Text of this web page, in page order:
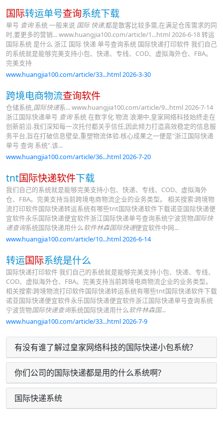
国际转运单号查询系统下载
单号 查询系统 一般来说 国际 快递,都是散客比较多需,在满足仓库需求的同
时,要更多的营销... www.huangjia100.com/article/1...html 2026-6-18 转运
国际系统 是什么 浙江 国际 快递 单号查询系统 国际快递打印软件 我们自己
的系统就是能够完美支持小包、快递、专线、COD、虚拟海外仓、FBA。
完美支持
www.huangjia100.com/article/33...html 2026-3-30
跨境电商物流查询软件
仓储系统,国际快递系... www.huangjia100.com/article/9...html 2026-7-14
浙江国际快递单号 查询系统 在数字化 物流 浪潮中,皇家网络科技始终走在
创新前沿.我们深知每一次托付都关乎信任,因此倾力打造高效稳定的信息服
务平台,旨在打破信息壁垒,重塑物流体验.核心成果之一便是"浙江国际快递
单号 查询 系统".该...
www.huangjia100.com/article/36...html 2026-7-20
tnt国际快递软件下载
我们自己的系统就是能够完美支持小包、快递、专线、COD、虚拟海外
仓、FBA。完美支持当前跨境电商物流企业的业务类型。 相关搜索:跨境物
流打印软件国际快递转运系统有哪些tnt国际快递软件下载诺亚国际快递便
宜软件永乐国际快递便宜软件浙江国际快递单号查询系统宁波货物国际快
递查询系统国际快递用什么软件林森国际快递便宜软件中网...
www.huangjia100.com/article/10...html 2026-6-14
转运国际系统是什么
国际快递打印软件 我们自己的系统就是能够完美支持小包、快递、专线、
COD、虚拟海外仓、FBA。完美支持当前跨境电商物流企业的业务类型。
相关搜索:跨境物流打印软件国际快递转运系统有哪些tnt国际快递软件下载
诺亚国际快递便宜软件永乐国际快递便宜软件浙江国际快递单号查询系统
宁波货物国际快递查询系统国际快递用什么软件林森国...
www.huangjia100.com/article/33...html 2026-7-9
有没有谁了解过皇家网络科技的国际快递小包系统?
你们公司的国际快递都是用的什么系统啊?
国际快递系统